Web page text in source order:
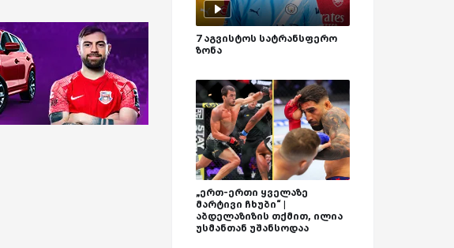
7 აგვისტოს სატრანსფერო
ზონა
„ერთ-ერთი ყველაზე
მარტივი ჩხუბი“ |
აბდელაზიზის თქმით, ილია
უსმანთან უშანსოდაა